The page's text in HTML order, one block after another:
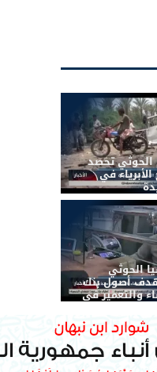
الحوثي تحصد
الأبرياء في
الحوثي
أصول بنك
والتعمير في